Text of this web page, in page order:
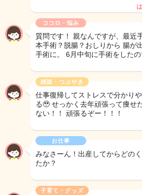
ココロ・悩み
質問です！ 親なんですが、最近
本手術？脱腸？おしりから 腸が
手術に。 6月中旬に手術をしたの
雑談・つぶやき
仕事復帰してストレスで分かり
る🥹 せっかく去年頑張って痩せ
ない！！ 頑張るぞー！！！
お仕事
みなさーん！出産してからどの
たか？
子育て・グッズ